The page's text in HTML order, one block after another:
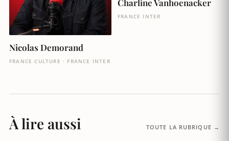
Nicolas Demorand
FRANCE CULTURE · FRANCE INTER
Charline Vanhoenacker
FRANCE INTER
À lire aussi TOUTE LA RUBRIQUE →